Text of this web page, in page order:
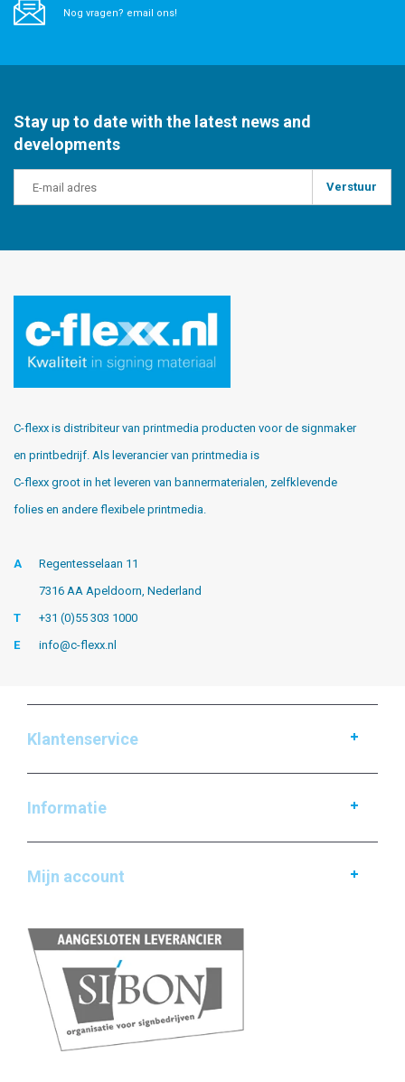
Nog vragen? email ons!
Stay up to date with the latest news and
developments
Verstuur
C-flexx is distribiteur van printmedia producten voor de signmaker
en printbedrijf. Als leverancier van printmedia is
C-flexx groot in het leveren van bannermaterialen, zelfklevende
folies en andere flexibele printmedia.
A
Regentesselaan 11
7316 AA Apeldoorn, Nederland
T
+31 (0)55 303 1000
E
info@c-flexx.nl
Klantenservice
Informatie
Mijn account